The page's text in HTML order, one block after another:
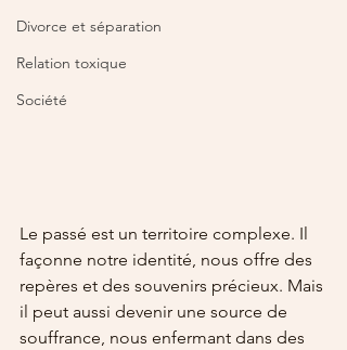
Divorce et séparation
Relation toxique
Société
Le passé est un territoire complexe. Il
façonne notre identité, nous offre des
repères et des souvenirs précieux. Mais
il peut aussi devenir une source de
souffrance, nous enfermant dans des